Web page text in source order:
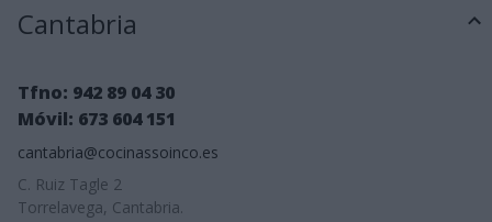
Cantabria
Tfno: 942 89 04 30
Móvil: 673 604 151
cantabria@cocinassoinco.es
C. Ruiz Tagle 2
Torrelavega, Cantabria.